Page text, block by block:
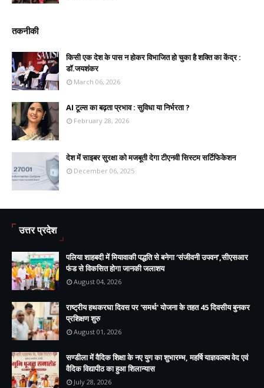
तकनीकी
किसी एक देश के पास न होकर विभाजित हो चुका है शक्ति का केंद्र :
डॉ.जयशंकर
March 06, 2026
AI टूल्स का बढ़ता प्रभाव : सुविधा या निर्भरता ?
February 28, 2026
देश में साइबर सुरक्षा को मजबूती देगा टीएनवी सिस्टम सर्टिफिकेशन
December 06, 2025
उत्तर प्रदेश
पलिया शाहबदी में मियावाकी पद्धति से बनेगा ‘संजीवनी उपवन’,सीएसआर
फंड से विकसित होगा जानकी जलाशय
August 04, 2026
राष्ट्रीय हथकरघा दिवस पर 'समर्थ' योजना के तहत 45 दिवसीय बुनकर
प्रशिक्षण शुरु
August 01, 2026
सण्डीला में वैदिक शिक्षा के नए युग का शुभारम्भ, महर्षि याज्ञवल्क्य वेद एवं
वैदिक विद्यापीठ का हुआ शिलान्यास
July 28, 2026